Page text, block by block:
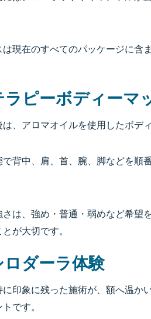
は現在のすべてのパッケージに含
ピーボディーマ
、アロマオイルを使用したボデ
で背中、肩、首、腕、脚などを順
さは、強め・普通・弱めなど希望
が大切です。
ダーラ体験
に印象に残った施術が、額へ温か
です。